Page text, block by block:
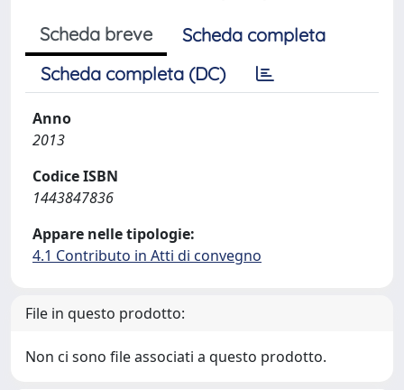
Scheda breve
Scheda completa
Scheda completa (DC)
Anno
2013
Codice ISBN
1443847836
Appare nelle tipologie:
4.1 Contributo in Atti di convegno
File in questo prodotto:
Non ci sono file associati a questo prodotto.